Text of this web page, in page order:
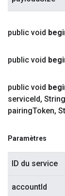
public void
public void
public void
serviceId,
pairingToken,
Paramètres
ID du service
accountId